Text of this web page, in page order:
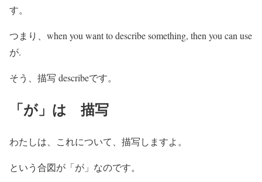
す。
つまり、when you want to describe something, then you can use
が.
そう、描写 describeです。
「が」は 描写
わたしは、これについて、描写しますよ。
という合図が「が」なのです。